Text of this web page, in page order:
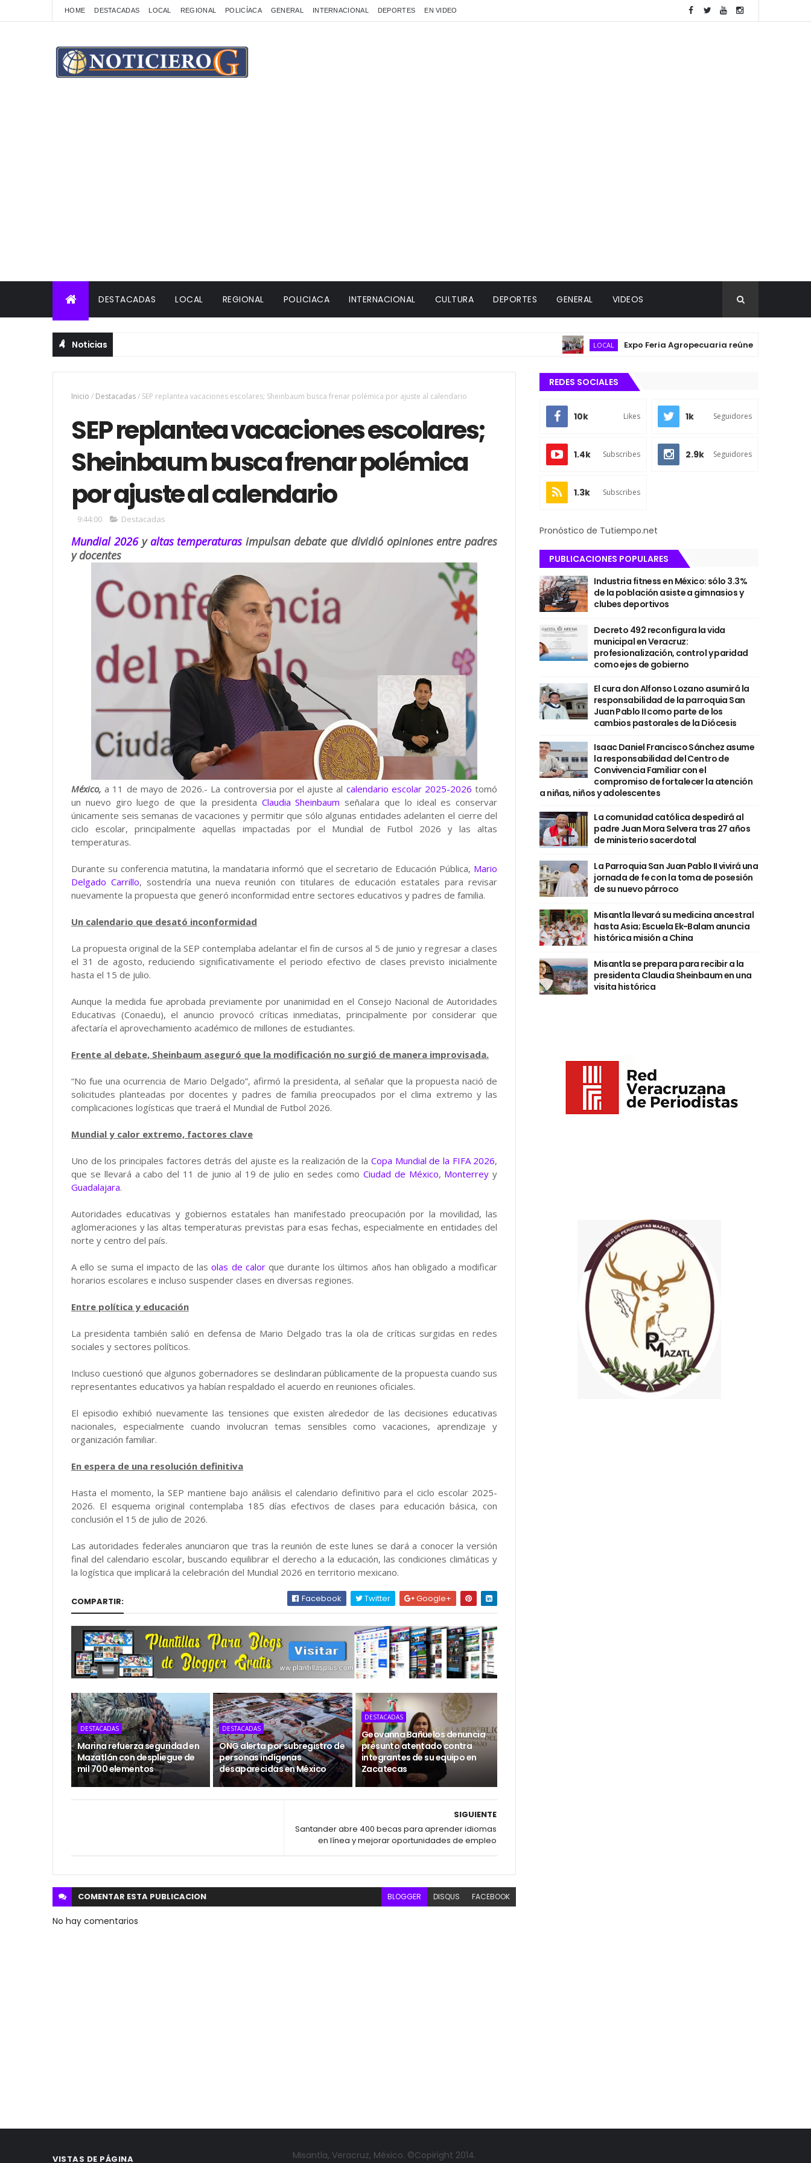
HOME DESTACADAS LOCAL REGIONAL POLICÍACA GENERAL INTERNACIONAL DEPORTES EN VIDEO
DESTACADAS LOCAL REGIONAL POLICIACA INTERNACIONAL CULTURA DEPORTES GENERAL VIDEOS
Noticias LOCAL Expo Feria Agropecuaria reúne a productores y
Inicio / Destacadas/ SEP replantea vacaciones escolares; Sheinbaum busca frenar polémica por ajuste al calendario
SEP replantea vacaciones escolares;
Sheinbaum busca frenar polémica
por ajuste al calendario
9:44:00 Destacadas
Mundial 2026yaltas temperaturas impulsan debate que dividió opiniones entre padres
y docentes
México,a 11 de mayo de 2026.- La controversia por el ajuste al calendario escolar 2025-2026 tomó
un nuevo giro luego de que la presidenta Claudia Sheinbaum señalara que lo ideal es conservar
únicamente seis semanas de vacaciones y permitir que sólo algunas entidades adelanten el cierre del
ciclo escolar, principalmente aquellas impactadas por el Mundial de Futbol 2026 y las altas
temperaturas.
Durante su conferencia matutina, la mandataria informó que el secretario de Educación Pública, Mario
Delgado Carrillo, sostendría una nueva reunión con titulares de educación estatales para revisar
nuevamente la propuesta que generó inconformidad entre sectores educativos y padres de familia.
Un calendario que desató inconformidad
La propuesta original de la SEP contemplaba adelantar el fin de cursos al 5 de junio y regresar a clases
el 31 de agosto, reduciendo significativamente el periodo efectivo de clases previsto inicialmente
hasta el 15 de julio.
Aunque la medida fue aprobada previamente por unanimidad en el Consejo Nacional de Autoridades
Educativas (Conaedu), el anuncio provocó críticas inmediatas, principalmente por considerar que
afectaría el aprovechamiento académico de millones de estudiantes.
Frente al debate, Sheinbaum aseguró que la modificación no surgió de manera improvisada.
“No fue una ocurrencia de Mario Delgado”, afirmó la presidenta, al señalar que la propuesta nació de
solicitudes planteadas por docentes y padres de familia preocupados por el clima extremo y las
complicaciones logísticas que traerá el Mundial de Futbol 2026.
Mundial y calor extremo, factores clave
Uno de los principales factores detrás del ajuste es la realización de la Copa Mundial de la FIFA 2026,
que se llevará a cabo del 11 de junio al 19 de julio en sedes como Ciudad de México, Monterrey y
Guadalajara.
Autoridades educativas y gobiernos estatales han manifestado preocupación por la movilidad, las
aglomeraciones y las altas temperaturas previstas para esas fechas, especialmente en entidades del
norte y centro del país.
A ello se suma el impacto de lasolas de calorque durante los últimos años han obligado a modificar
horarios escolares e incluso suspender clases en diversas regiones.
Entre política y educación
La presidenta también salió en defensa de Mario Delgado tras la ola de críticas surgidas en redes
sociales y sectores políticos.
Incluso cuestionó que algunos gobernadores se deslindaran públicamente de la propuesta cuando sus
representantes educativos ya habían respaldado el acuerdo en reuniones oficiales.
El episodio exhibió nuevamente las tensiones que existen alrededor de las decisiones educativas
nacionales, especialmente cuando involucran temas sensibles como vacaciones, aprendizaje y
organización familiar.
En espera de una resolución definitiva
Hasta el momento, la SEP mantiene bajo análisis el calendario definitivo para el ciclo escolar 2025-
2026. El esquema original contemplaba 185 días efectivos de clases para educación básica, con
conclusión el 15 de julio de 2026.
Las autoridades federales anunciaron que tras la reunión de este lunes se dará a conocer la versión
final del calendario escolar, buscando equilibrar el derecho a la educación, las condiciones climáticas y
la logística que implicará la celebración del Mundial 2026 en territorio mexicano.
COMPARTIR: Facebook Twitter Google+
DESTACADAS
Marina refuerza seguridad en
Mazatlán con despliegue de
mil 700 elementos
DESTACADAS
ONG alerta por subregistro de
personas indígenas
desaparecidas en México
DESTACADAS
Geovanna Bañuelos denuncia
presunto atentado contra
integrantes de su equipo en
Zacatecas
SIGUIENTE
Santander abre 400 becas para aprender idiomas
en línea y mejorar oportunidades de empleo
COMENTAR ESTA PUBLICACION BLOGGER DISQUS FACEBOOK
No hay comentarios
REDES SOCIALES
10k Likes 1k Seguidores
1.4k Subscribes 2.9k Seguidores
1.3k Subscribes
Pronóstico de Tutiempo.net
PUBLICACIONES POPULARES
Industria fitness en México: sólo 3.3%
de la población asiste a gimnasios y
clubes deportivos
Decreto 492 reconfigura la vida
municipal en Veracruz:
profesionalización, control y paridad
como ejes de gobierno
El cura don Alfonso Lozano asumirá la
responsabilidad de la parroquia San
Juan Pablo II como parte de los
cambios pastorales de la Diócesis
Isaac Daniel Francisco Sánchez asume
la responsabilidad del Centro de
Convivencia Familiar con el
compromiso de fortalecer la atención
a niñas, niños y adolescentes
La comunidad católica despedirá al
padre Juan Mora Selvera tras 27 años
de ministerio sacerdotal
La Parroquia San Juan Pablo II vivirá una
jornada de fe con la toma de posesión
de su nuevo párroco
Misantla llevará su medicina ancestral
hasta Asia; Escuela Ek-Balam anuncia
histórica misión a China
Misantla se prepara para recibir a la
presidenta Claudia Sheinbaum en una
visita histórica
VISTAS DE PÁGINA
Misantla, Veracruz, México. ©Copiright 2014.